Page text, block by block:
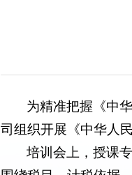
为精准把握《中
司组织开展《中华人
培训会上，授课